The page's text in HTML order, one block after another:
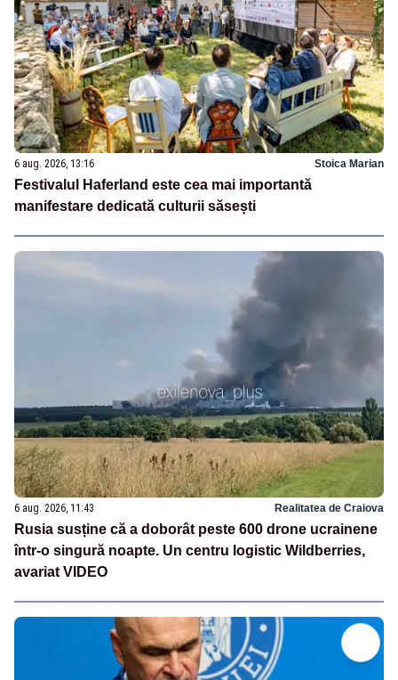
6 aug. 2026, 13:16 Stoica Marian
Festivalul Haferland este cea mai importantă
manifestare dedicată culturii săsești
6 aug. 2026, 11:43 Realitatea de Craiova
Rusia susține că a doborât peste 600 drone ucrainene
într-o singură noapte. Un centru logistic Wildberries,
avariat VIDEO